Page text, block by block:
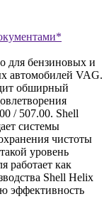
для бензиновых и
автомобилей VAG.
обширный
/ 507.00. Shell
системы
чистоты
уровень
работает как
Shell Helix
эффективность